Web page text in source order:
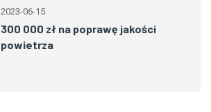
2023-06-15
300 000 zł na poprawę jakości
powietrza